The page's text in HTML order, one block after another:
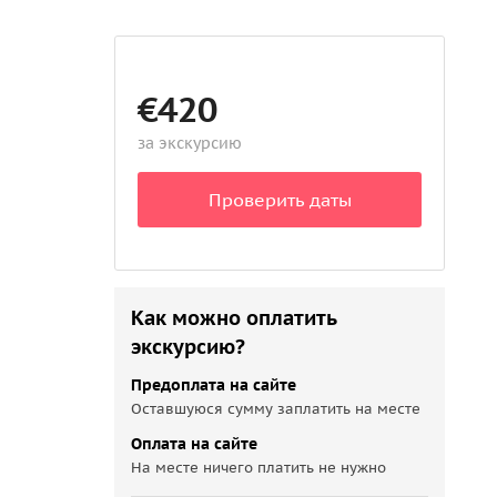
€420
за экскурсию
Проверить даты
Как можно оплатить
экскурсию?
Предоплата на сайте
Оставшуюся сумму заплатить на месте
Оплата на сайте
На месте ничего платить не нужно